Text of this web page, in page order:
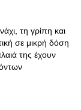
τη γρίπη και
σε μικρή δόση
της έχουν